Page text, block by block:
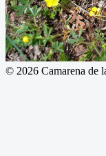
© 2026 Camarena de